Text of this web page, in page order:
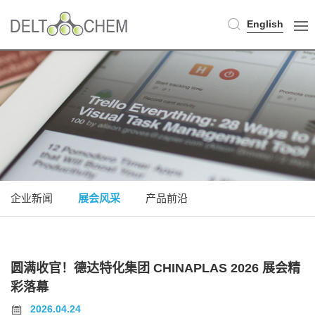
English
企业新闻 展会风采 产品前沿
圆满收官！德达特化集团 CHINAPLAS 2026 展会精
彩落幕
2026.04.24